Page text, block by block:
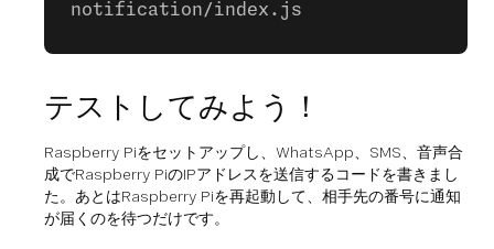
notification/index.js
テストしてみよう！
Raspberry Piをセットアップし、WhatsApp、SMS、音声合
成でRaspberry PiのIPアドレスを送信するコードを書きまし
た。あとはRaspberry Piを再起動して、相手先の番号に通知
が届くのを待つだけです。